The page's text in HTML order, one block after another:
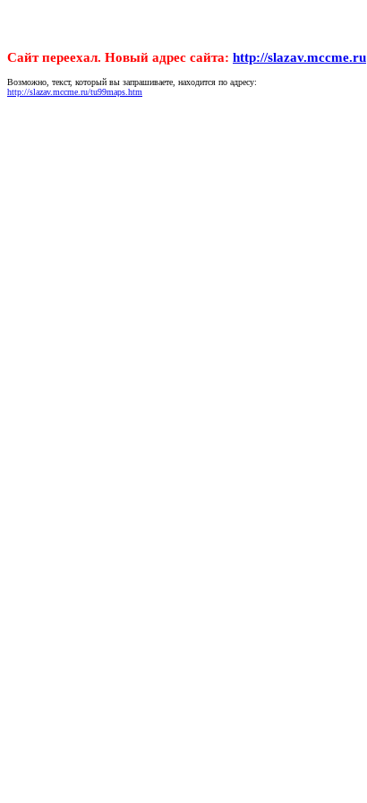
Сайт переехал. Новый адрес сайта: http://slazav.mccme.ru
Возможно, текст, который вы запрашиваете, находится по адресу:
http://slazav.mccme.ru/tu99maps.htm